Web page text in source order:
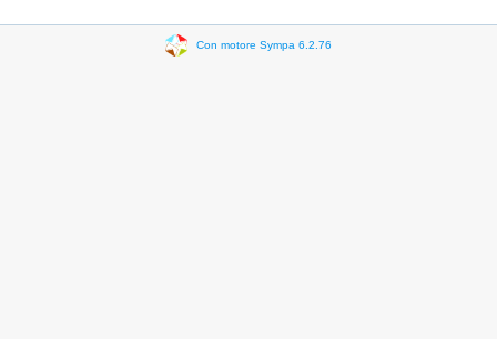
Con motore Sympa 6.2.76